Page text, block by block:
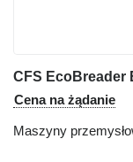
CFS EcoBreader
Cena na żądanie
Maszyny